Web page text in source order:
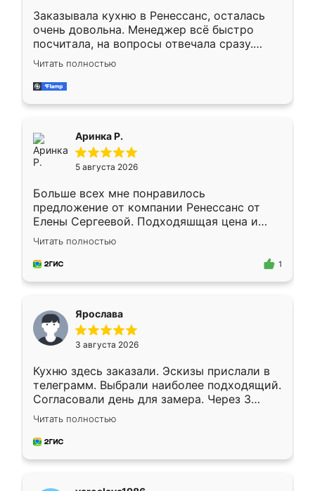
Заказывала кухню в Ренессанс, осталась
очень довольна. Менеджер всё быстро
посчитала, на вопросы отвечала сразу.
Замерщик приехал в субботу, подошёл к
делу со всей ответственностью. Собрали
за день, ребята работали аккуратно, даже
Читать полностью
Аринка Р.
5 августа 2026
Больше всех мне понравилось
предложение от компании Ренессанс от
Елены Сергеевой. Подходяшщая цена и
короткие сроки изготовления. Приехавший
для замера сотрудник Владислав
предложил по моему эскизу самый
Читать полностью
1
Ярослава
3 августа 2026
Кухню здесь заказали. Эскизы прислали в
телеграмм. Выбрали наиболее подходящий.
Согласовали день для замера. Через 3
недели кухня была уже готова. Остались
довольны работой. Спасибо Ренессанс
мебель за качественную работу!
Читать полностью